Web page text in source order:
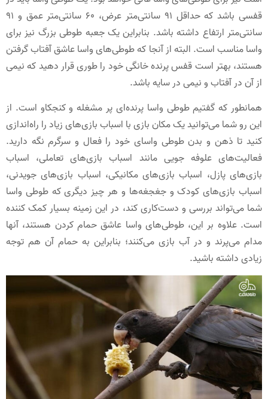
قفسی باشد که حداقل 91 سانتی‌متر عرض، 60 سانتی‌متر عمق و 91
سانتی‌متر ارتفاع داشته باشد. بنابراین یک جعبه طوطی بزرگ نیز برای
واسا مناسب است. البته از آنجا که طوطی‌های واسا عاشق آفتاب گرفتن
هستند، بهتر است قفس پرنده خانگی خود را طوری قرار دهید که نیمی
از آن در آفتاب و نیمی در سایه باشد.
همانطور که گفتیم طوطی واسا پرنده‌ای پر مشغله و کنجکاو است. از
این رو شما می‌توانید یک مکان بازی با اسباب ‌بازی‌های زیاد را راه‌اندازی
کنید تا ذهن و بدن طوطی واسای خود را فعال و سرگرم نگه دارید.
فعالیت‌های علوفه‌ جویی مانند اسباب ‌بازی‌های تعاملی، اسباب‌
بازی‌های پازل، اسباب‌ بازی‌های مکانیکی، اسباب ‌بازی‌های جویدنی،
اسباب ‌بازی‌های کودک و جغجغه‌ها و هر چیز دیگری که طوطی واسا
شما می‌تواند بررسی و دست‌کاری کند، در این زمینه بسیار کمک‌ کننده
است. علاوه بر این، طوطی‌های واسا عاشق حمام کردن هستند، آنها
مدام می‌پرند و در آب ‌بازی می‌کنند؛ بنابراین به حمام آن هم توجه
زیادی داشته باشید.